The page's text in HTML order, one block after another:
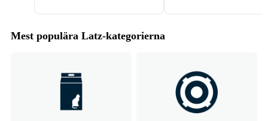
Mest populära Latz-kategorierna